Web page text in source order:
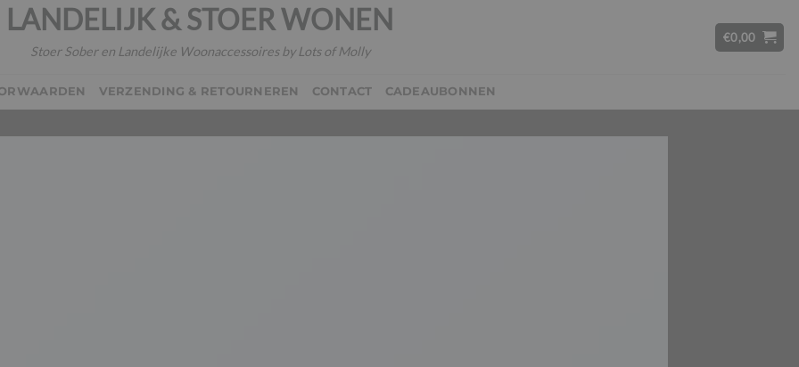
LANDELIJK & STOER WONEN
Stoer Sober en Landelijke Woonaccessoires by Lots of Molly
€0,00
VERZENDING & RETOURNEREN CONTACT CADEAUBONNEN